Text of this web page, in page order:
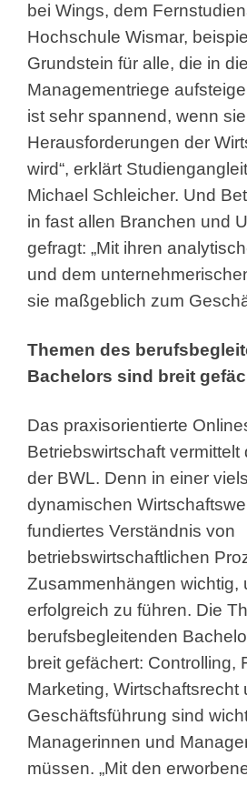
bei Wings, dem
Hochschule Wismar,
Grundstein für alle, die in die
Managementriege
ist sehr spannend, wenn
Herausforderungen der
wird“, erklärt
Michael Schleicher. Und
in fast allen Branchen und
gefragt: „Mit ihren
und dem
sie maßgeblich zum
Themen des
Bachelors sind breit
Das praxisorientierte
Betriebswirtschaft vermittelt
der BWL. Denn in einer
dynamischen
fundiertes Verständnis von
betriebswirtschaftlichen
Zusammenhängen wichtig,
erfolgreich zu führen. Die
berufsbegleitenden
breit gefächert: Controlling,
Marketing, Wirtschaftsrecht
Geschäftsführung sind
Managerinnen und
müssen. „Mit den